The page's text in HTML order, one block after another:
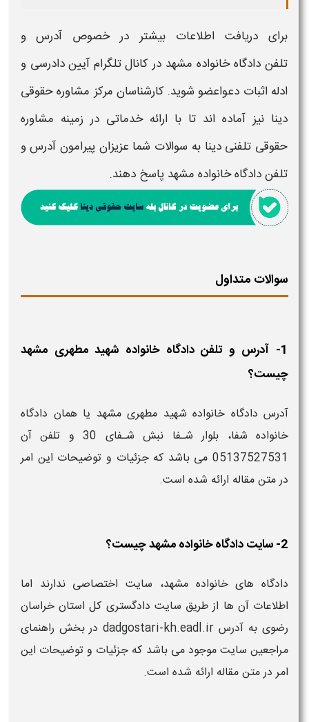
برای دریافت اطلاعات بیشتر در خصوص آدرس و
تلفن دادگاه خانواده مشهد در کانال تلگرام آیین دادرسی و
ادله اثبات دعواعضو شوید. کارشناسان مرکز مشاوره حقوقی
دینا نیز آماده اند تا با ارائه خدماتی در زمینه مشاوره
حقوقی تلفنی دینا به سوالات شما عزیزان پیرامون آدرس و
تلفن دادگاه خانواده مشهد پاسخ دهند.
سوالات متداول
1- آدرس و تلفن دادگاه خانواده شهید مطهری مشهد
چیست؟
آدرس دادگاه خانواده شهید مطهری مشهد یا همان دادگاه
خانواده شفا، بلوار شـفا نبش شـفای 30 و تلفن آن
05137527531 می باشد که جزئیات و توضیحات این امر
در متن مقاله ارائه شده است.
2- سایت دادگاه خانواده مشهد چیست؟
دادگاه های خانواده مشهد، سایت اختصاصی ندارند اما
اطلاعات آن ها از طریق سایت دادگستری کل استان خراسان
رضوی به آدرس dadgostari-kh.eadl.ir در بخش راهنمای
مراجعین سایت موجود می باشد که جزئیات و توضیحات این
امر در متن مقاله ارائه شده است.